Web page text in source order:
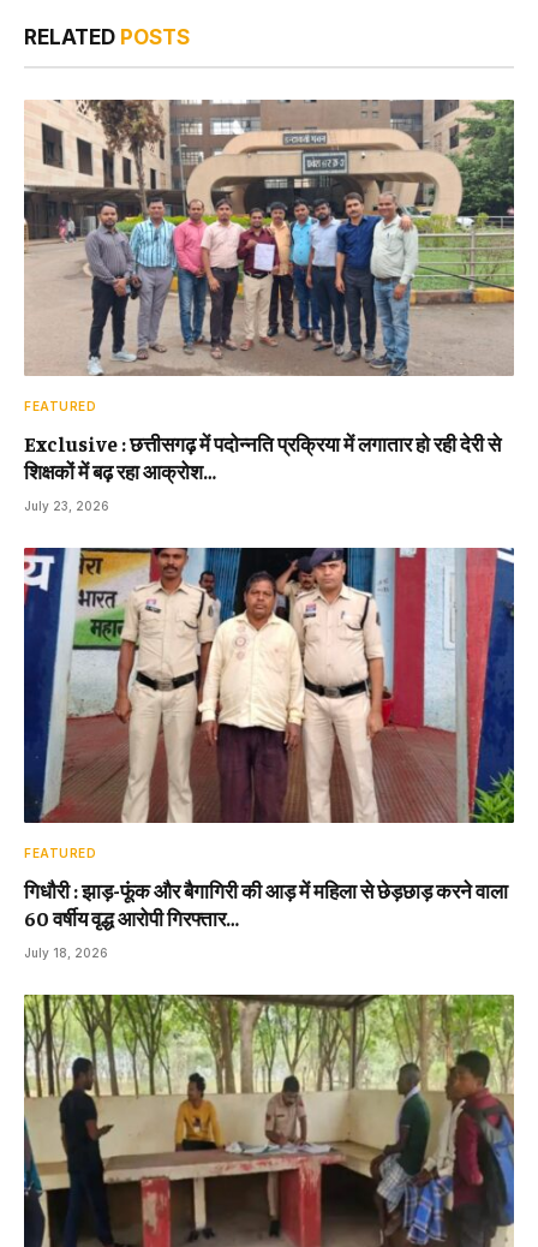
RELATED POSTS
FEATURED
Exclusive : छत्तीसगढ़ में पदोन्नति प्रक्रिया में लगातार हो रही देरी से
शिक्षकों में बढ़ रहा आक्रोश…
July 23, 2026
FEATURED
गिधौरी : झाड़-फूंक और बैगागिरी की आड़ में महिला से छेड़छाड़ करने वाला
60 वर्षीय वृद्ध आरोपी गिरफ्तार…
July 18, 2026